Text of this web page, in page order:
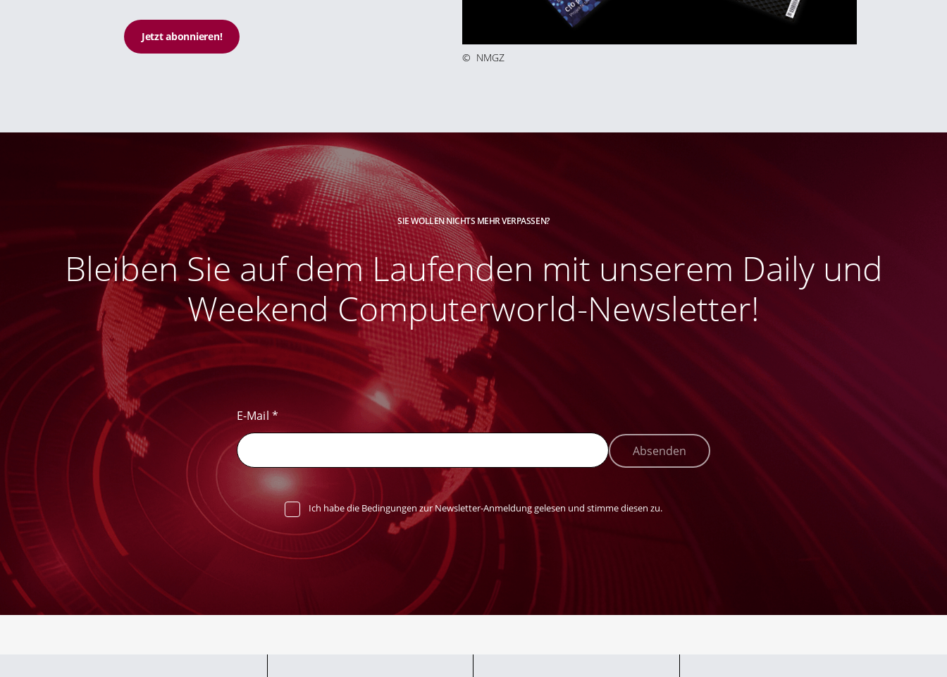
© NMGZ
Jetzt abonnieren!
SIE WOLLEN NICHTS MEHR VERPASSEN?
Bleiben Sie auf dem Laufenden mit unserem Daily und
Weekend Computerworld-Newsletter!
E-Mail *
Absenden
Ich habe die Bedingungen zur Newsletter-Anmeldung gelesen und stimme diesen zu.